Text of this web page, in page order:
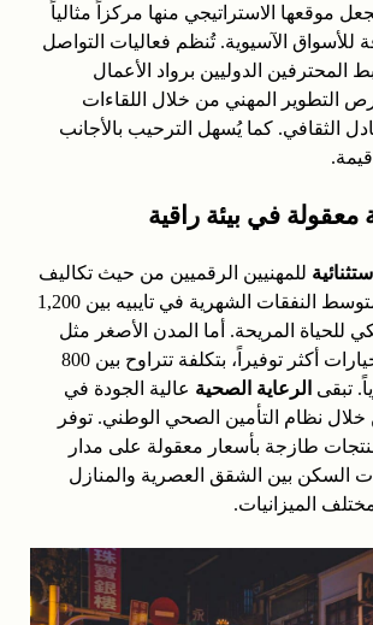
موقعها الاستراتيجي منها مركزاً مثالياً
للأسواق الآسيوية. تُنظم فعاليات التواصل
المحترفين الدوليين برواد الأعمال
التطوير المهني من خلال اللقاءات
الثقافي. كما يُسهل الترحيب بالأجانب
في بيئة راقية
للمهنيين الرقميين من حيث تكاليف
المعيشة. يتراوح متوسط النفقات الشهرية في تايبيه بين 1,200
فتقدم خيارات أكثر توفيراً، بتكلفة تتراوح بين 800
الرعاية الصحية عالية الجودة في
خلال نظام التأمين الصحي الوطني. توفر
طازجة بأسعار معقولة على مدار
السكن بين الشقق العصرية والمنازل
الميزانيات.